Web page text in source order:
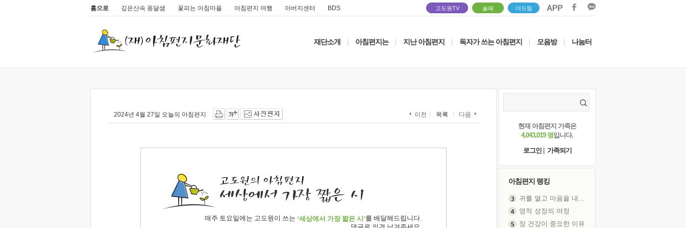
홈으로 깊은산속 옹달샘 꽃피는 아침마을 아침편지 여행 아버지센터 BDS 고도원TV 솔패 더드림
재단소개 아침편지는 지난 아침편지 독자가 쓰는 아침편지 모음방 나눔터
2024년 4월 27일 오늘의 아침편지 이전 목록 다음
매주 토요일에는 고도원이 쓰는 ‘세상에서 가장 짧은 시’를 배달해드립니다.
현재 아침편지 가족은
4,043,019 명입니다.
로그인
가족되기
아침편지 랭킹
영적 성장의 여정
장 건강이 중요한 이유
신의 음성을 듣는다